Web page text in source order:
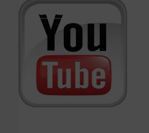
LC
Technologies
YouTube